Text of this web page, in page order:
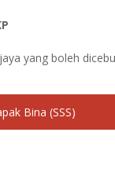
yang boleh
Bina (SSS)